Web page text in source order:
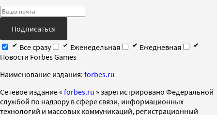
Подписаться
Все сразу
Еженедельная
Ежедневная
Новости Forbes Games
Наименование издания: forbes.ru
Cетевое издание « forbes.ru » зарегистрировано Федеральной
службой по надзору в сфере связи, информационных
технологий и массовых коммуникаций, регистрационный